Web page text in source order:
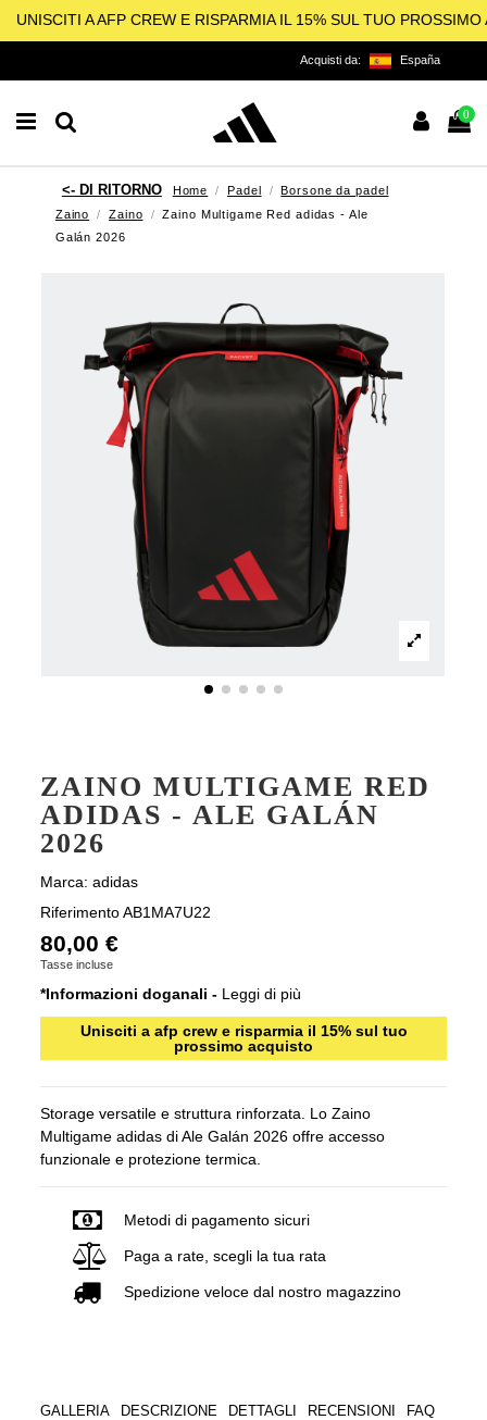
UNISCITI A AFP CREW E RISPARMIA IL 15% SUL TUO PROSSIMO
Acquisti da: España
0
Home Padel
Borsone da padel
Zaino
Zaino
Zaino Multigame Red adidas - Ale
Galán 2026
ZAINO MULTIGAME RED
ADIDAS - ALE GALÁN
2026
Marca: adidas
Riferimento AB1MA7U22
80,00 €
Tasse incluse
*Informazioni doganali - Leggi di più
Unisciti a afp crew e risparmia il 15% sul tuo
prossimo acquisto
Storage versatile e struttura rinforzata. Lo Zaino
Multigame adidas di Ale Galán 2026 offre accesso
funzionale e protezione termica.
Metodi di pagamento sicuri
Paga a rate, scegli la tua rata
Spedizione veloce dal nostro magazzino
GALLERIA DESCRIZIONE DETTAGLI RECENSIONI FAQ